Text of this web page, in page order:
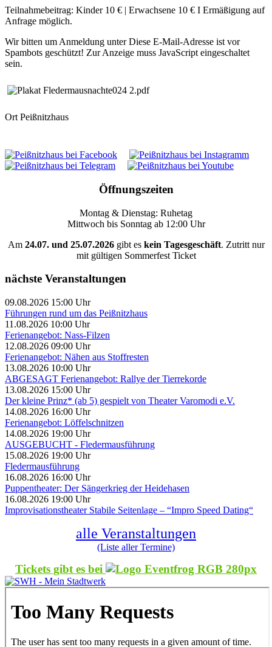
Teilnahmebeitrag: Kinder 10 € | Erwachsene 10 € I Ermäßigung auf
Anfrage möglich.
Wir bitten um Anmeldung unterDiese E-Mail-Adresse ist vor
Spambots geschützt! Zur Anzeige muss JavaScript eingeschaltet
sein.
Ort Peißnitzhaus
Öffnungszeiten
Montag & Dienstag: Ruhetag
Mittwoch bis Sonntag ab 12:00 Uhr
Am 24.07. und 25.07.2026gibt eskein Tagesgeschäft. Zutritt nur
mit gültigen Sommerfest Ticket
nächste Veranstaltungen
09.08.2026 15:00 Uhr
Führungen rund um das Peißnitzhaus
11.08.2026 10:00 Uhr
Ferienangebot: Nass-Filzen
12.08.2026 09:00 Uhr
Ferienangebot: Nähen aus Stoffresten
13.08.2026 10:00 Uhr
ABGESAGT Ferienangebot: Rallye der Tierrekorde
13.08.2026 15:00 Uhr
Der kleine Prinz* (ab 5) gespielt von Theater Varomodi e.V.
14.08.2026 16:00 Uhr
Ferienangebot: Löffelschnitzen
14.08.2026 19:00 Uhr
AUSGEBUCHT - Fledermausführung
15.08.2026 19:00 Uhr
Fledermausführung
16.08.2026 16:00 Uhr
Puppentheater: Der Sängerkrieg der Heidehasen
16.08.2026 19:00 Uhr
Improvisationstheater Stabile Seitenlage – “Impro Speed Dating“
alle Veranstaltungen
(Liste aller Termine)
Tickets gibt es bei